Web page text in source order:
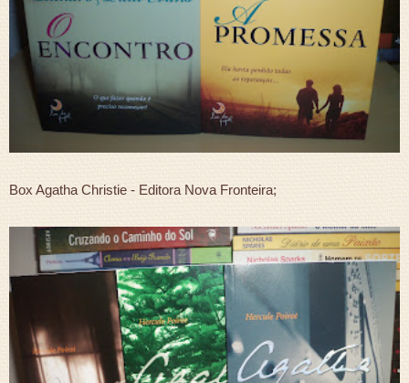
Box Agatha Christie - Editora Nova Fronteira;